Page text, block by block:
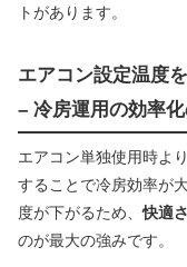
トがあります。
エアコン設定温度
– 冷房運用の効率
エアコン単独使用時よ
することで冷房効率が
度が下がるため、快適
のが最大の強みです。